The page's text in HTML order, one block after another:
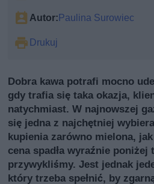
Autor:Paulina Surowiec
Drukuj
Dobra kawa potrafi mocno
gdy trafia się taka okazja,
natychmiast. W najnowszej
się jedna z najchętniej
kupienia zarówno mielona,
cena spadła wyraźnie poniżej
przywykliśmy. Jest jednak
który trzeba spełnić, by